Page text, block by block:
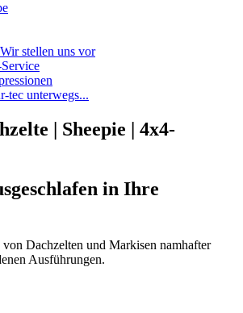
stellen uns vor
tec unterwegs...
| Sheepie | 4x4-
in Ihre
Dachzelten und Markisen namhafter
Ausführungen.